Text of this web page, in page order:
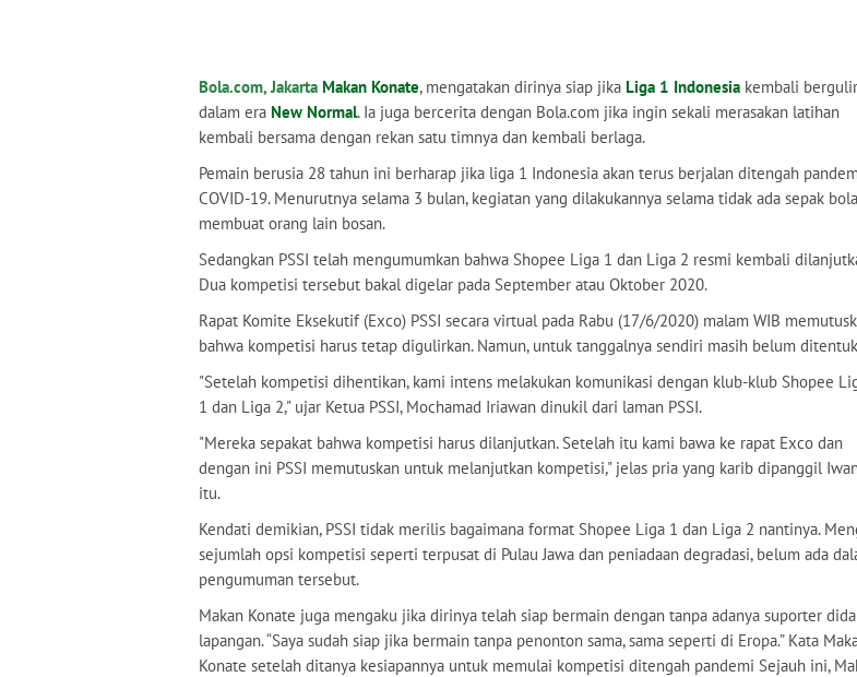
Bola.com, Jakarta Makan Konate, mengatakan dirinya siap jika Liga 1 Indonesia kembali bergulir
dalam era New Normal. Ia juga bercerita dengan Bola.com jika ingin sekali merasakan latihan
kembali bersama dengan rekan satu timnya dan kembali berlaga.
Pemain berusia 28 tahun ini berharap jika liga 1 Indonesia akan terus berjalan ditengah
COVID-19. Menurutnya selama 3 bulan, kegiatan yang dilakukannya selama tidak ada sepak
membuat orang lain bosan.
Sedangkan PSSI telah mengumumkan bahwa Shopee Liga 1 dan Liga 2 resmi kembali
Dua kompetisi tersebut bakal digelar pada September atau Oktober 2020.
Rapat Komite Eksekutif (Exco) PSSI secara virtual pada Rabu (17/6/2020) malam WIB
bahwa kompetisi harus tetap digulirkan. Namun, untuk tanggalnya sendiri masih belum
"Setelah kompetisi dihentikan, kami intens melakukan komunikasi dengan klub-klub Shopee
1 dan Liga 2," ujar Ketua PSSI, Mochamad Iriawan dinukil dari laman PSSI.
"Mereka sepakat bahwa kompetisi harus dilanjutkan. Setelah itu kami bawa ke rapat Exco dan
dengan ini PSSI memutuskan untuk melanjutkan kompetisi," jelas pria yang karib dipanggil
itu.
Kendati demikian, PSSI tidak merilis bagaimana format Shopee Liga 1 dan Liga 2 nantinya.
sejumlah opsi kompetisi seperti terpusat di Pulau Jawa dan peniadaan degradasi, belum ada
pengumuman tersebut.
Makan Konate juga mengaku jika dirinya telah siap bermain dengan tanpa adanya suporter
lapangan. “Saya sudah siap jika bermain tanpa penonton sama, sama seperti di Eropa.” Kata
Konate setelah ditanya kesiapannya untuk memulai kompetisi ditengah pandemi Sejauh ini,